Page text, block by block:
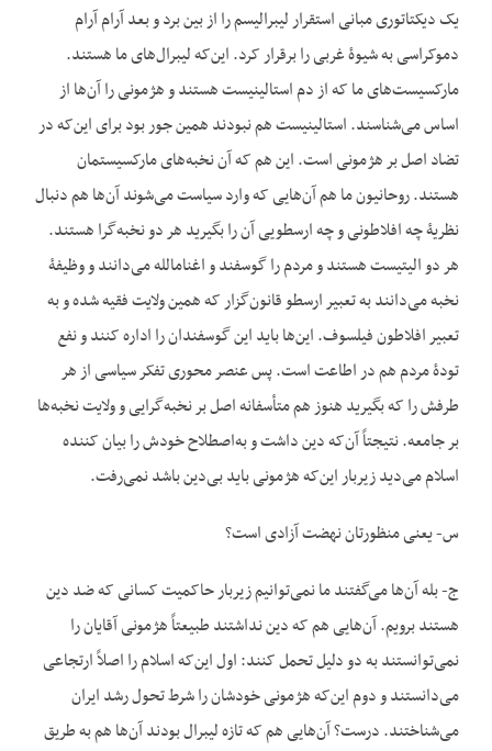
یک دیکتاتوری مبانی استقرار لیبرالیسم را از بین برد و بعد آرام آرام
دموکراسی به شیوۀ غربی را برقرار کرد. این‌که لیبرال‌های ما هستند.
مارکسیست‌های ما که از دم استالینیست هستند و هژمونی را آن‌ها از
اساس می‌شناسند. استالینیست هم نبودند همین جور بود برای این‌که در
تضاد اصل بر هژمونی است. این هم که آن نخبه‌های مارکسیستمان
هستند. روحانیون ما هم آن‌هایی که وارد سیاست می‌شوند آن‌ها هم دنبال
نظریۀ چه افلاطونی و چه ارسطویی آن را بگیرید هر دو نخبه‌گرا هستند.
هر دو الیتیست هستند و مردم را گوسفند و اغنام‏الله می‌دانند و وظیفۀ
نخبه می‌دانند به تعبیر ارسطو قانون‌گزار که همین ولایت فقیه شده و به
تعبیر افلاطون فیلسوف. این‌ها باید این گوسفندان را اداره کنند و نفع
تودۀ مردم هم در اطاعت است. پس عنصر محوری تفکر سیاسی از هر
طرفش را که بگیرید هنوز هم متأسفانه اصل بر نخبه‌گرایی و ولایت نخبه‌ها
بر جامعه. نتیجتاً آن‌که دین داشت و به‌اصطلاح خودش را بیان کننده
اسلام می‌دید زیربار این‌که هژمونی باید بی‌دین باشد نمی‌رفت.
س- یعنی منظورتان نهضت آزادی است؟
ج- بله آن‌ها می‌گفتند ما نمی‌توانیم زیربار حاکمیت کسانی که ضد دین
هستند برویم. آن‌هایی هم که دین نداشتند طبیعتاً هژمونی آقایان را
نمی‌توانستند به دو دلیل تحمل کنند: اول این‌که اسلام را اصلاً ارتجاعی
می‌دانستند و دوم این‌که هژمونی خودشان را شرط تحول رشد ایران
می‌شناختند. درست؟ آن‌هایی هم که تازه لیبرال بودند آن‌ها هم به طریق